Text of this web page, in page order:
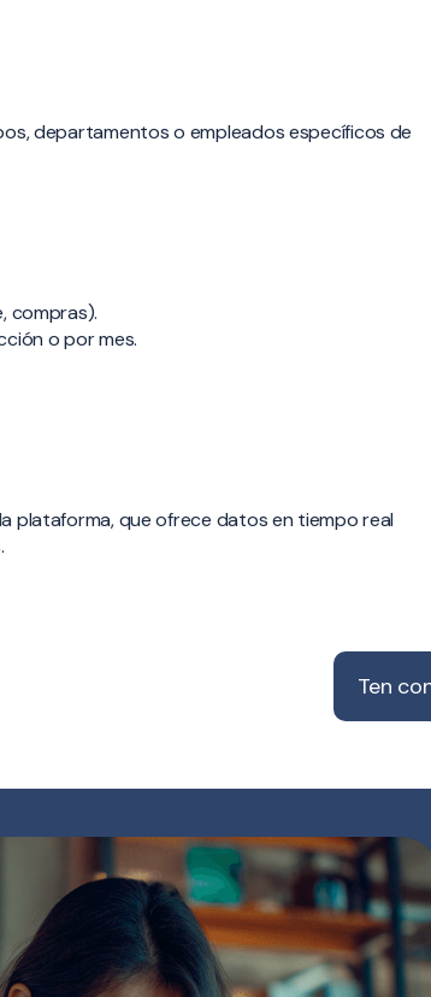
departamentos o empleados específicos de
compras).
o por mes.
plataforma, que ofrece datos en tiempo real
Ten